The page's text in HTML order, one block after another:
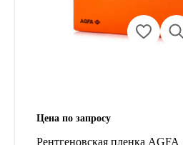
Цена по запросу
Рентгеновская пленка